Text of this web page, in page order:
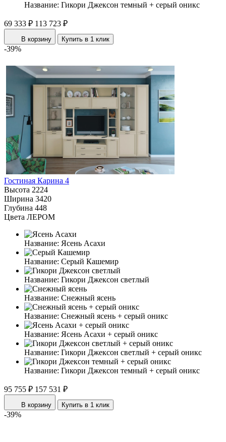
Название: Гикори Джексон темный + серый оникс
69 333 ₽ 113 723 ₽
В корзину Купить в 1 клик
-39%
Гостиная Карина 4
Высота 2224
Ширина 3420
Глубина 448
Цвета ЛЕРОМ
Название: Ясень Асахи
Название: Серый Кашемир
Название: Гикори Джексон светлый
Название: Снежный ясень
Название: Снежный ясень + серый оникс
Название: Ясень Асахи + серый оникс
Название: Гикори Джексон светлый + серый оникс
Название: Гикори Джексон темный + серый оникс
95 755 ₽ 157 531 ₽
В корзину Купить в 1 клик
-39%